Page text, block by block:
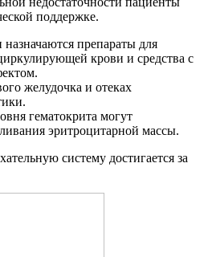
поддержке.
препараты для
крови и средства с
желудочка и отеках
гематокрита могут
эритроцитарной массы.
систему достигается за